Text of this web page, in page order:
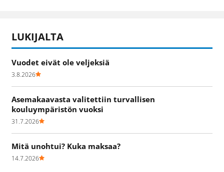
LUKIJALTA
Vuodet eivät ole veljeksiä
3.8.2026
Asemakaavasta valitettiin turvallisen
kouluympäristön vuoksi
31.7.2026
Mitä unohtui? Kuka maksaa?
14.7.2026